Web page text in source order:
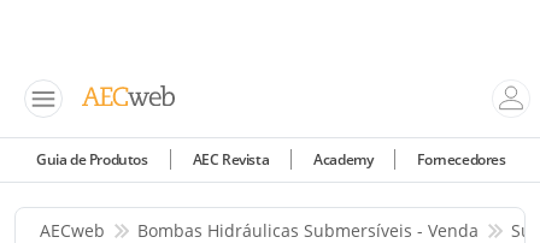
Guia de Produtos AEC Revista Academy Fornecedores
AECweb Bombas Hidráulicas Submersíveis - Venda